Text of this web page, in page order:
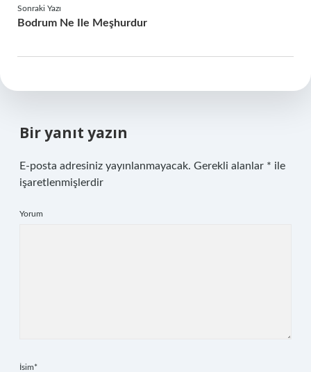
Sonraki Yazı
Bodrum Ne Ile Meşhurdur
Bir yanıt yazın
E-posta adresiniz yayınlanmayacak. Gerekli alanlar * ile
işaretlenmişlerdir
Yorum
İsim*